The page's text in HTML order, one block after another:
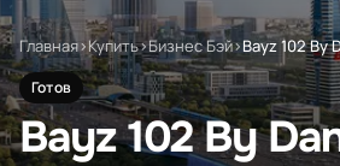
Главная›Купить›Бизнес Бэй›Bayz 102 By
Готов
Bayz 102 By